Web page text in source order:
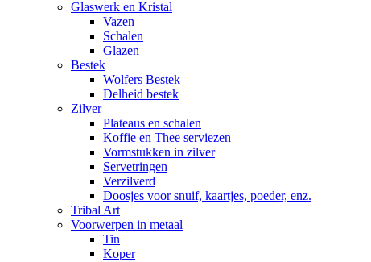
Glaswerk en Kristal
Vazen
Schalen
Glazen
Bestek
Wolfers Bestek
Delheid bestek
Zilver
Plateaus en schalen
Koffie en Thee serviezen
Vormstukken in zilver
Servetringen
Verzilverd
Doosjes voor snuif, kaartjes, poeder, enz.
Tribal Art
Voorwerpen in metaal
Tin
Koper